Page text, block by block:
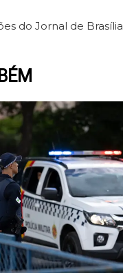
do Jornal de Brasília
PagePagePagePage